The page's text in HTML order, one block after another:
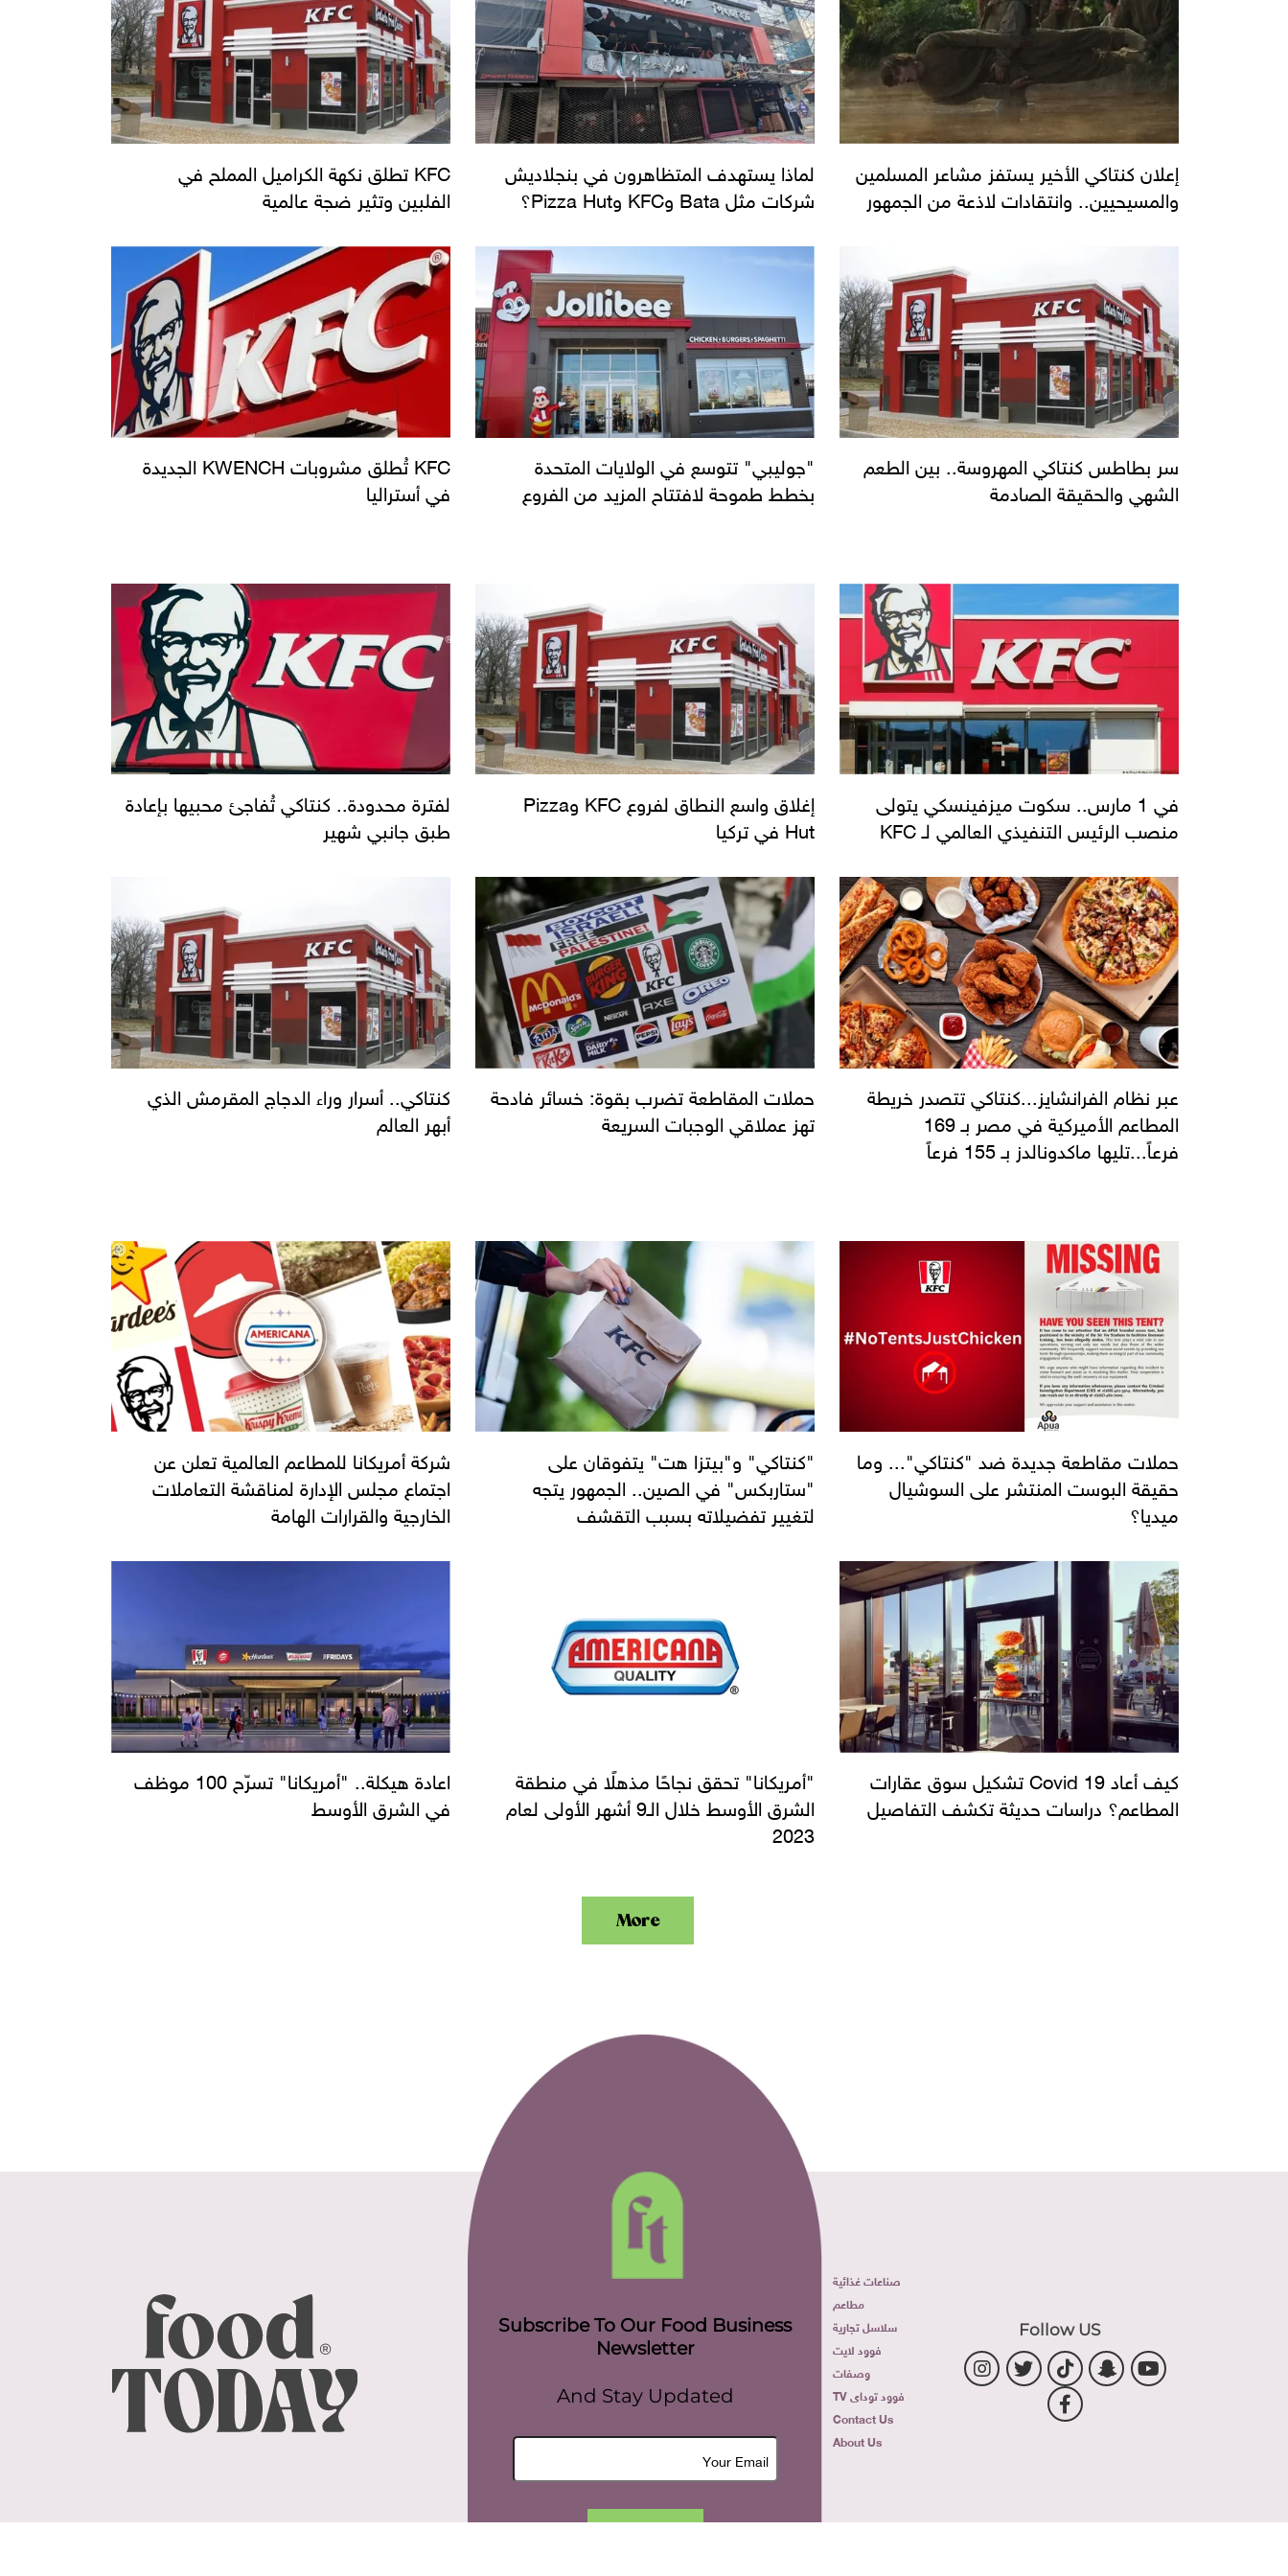
KFC تطلق نكهة الكراميل المملح في
الفلبين وتثير ضجة عالمية
لماذا يستهدف المتظاهرون في بنجلاديش
شركات مثل Bata وKFC وPizza Hut؟
إعلان كنتاكي الأخير يستفز مشاعر المسلمين
والمسيحيين.. وانتقادات لاذعة من الجمهور
KFC تُطلق مشروبات KWENCH الجديدة
في أستراليا
"جوليبي" تتوسع في الولايات المتحدة
بخطط طموحة لافتتاح المزيد من الفروع
سر بطاطس كنتاكي المهروسة.. بين الطعم
الشهي والحقيقة الصادمة
لفترة محدودة.. كنتاكي تُفاجئ محبيها بإعادة
طبق جانبي شهير
إغلاق واسع النطاق لفروع KFC وPizza
Hut في تركيا
في 1 مارس.. سكوت ميزفينسكي يتولى
منصب الرئيس التنفيذي العالمي لـ KFC
كنتاكي.. أسرار وراء الدجاج المقرمش الذي
أبهر العالم
حملات المقاطعة تضرب بقوة: خسائر فادحة
تهز عملاقي الوجبات السريعة
عبر نظام الفرانشايز...كنتاكي تتصدر خريطة
المطاعم الأميركية في مصر بـ 169
فرعاً...تليها ماكدونالدز بـ 155 فرعاً
شركة أمريكانا للمطاعم العالمية تعلن عن
اجتماع مجلس الإدارة لمناقشة التعاملات
الخارجية والقرارات الهامة
"كنتاكي" و"بيتزا هت" يتفوقان على
"ستاربكس" في الصين.. الجمهور يتجه
لتغيير تفضيلاته بسبب التقشف
حملات مقاطعة جديدة ضد "كنتاكي"... وما
حقيقة البوست المنتشر على السوشيال
ميديا؟
اعادة هيكلة.. "أمريكانا" تسرّح 100 موظف
في الشرق الأوسط
"أمريكانا" تحقق نجاحًا مذهلًا في منطقة
الشرق الأوسط خلال الـ9 أشهر الأولى لعام
2023
كيف أعاد Covid 19 تشكيل سوق عقارات
المطاعم؟ دراسات حديثة تكشف التفاصيل
More
Follow US
صناعات غذائية
مطاعم
سلاسل تجارية
فوود لايت
وصفات
فوود توداى TV
Contact Us
About Us
Subscribe To Our Food Business
Newsletter
And Stay Updated